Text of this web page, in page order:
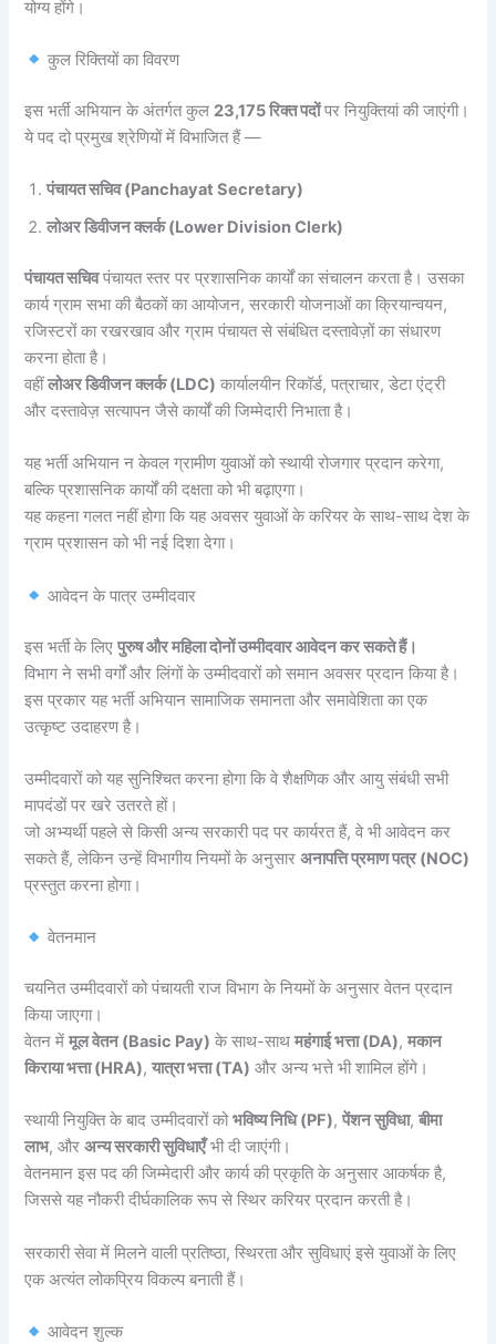
योग्य होंगे।
कुल रिक्तियों का विवरण
इस भर्ती अभियान के अंतर्गत कुल 23,175 रिक्त पदोंपर नियुक्तियां की जाएंगी।
ये पद दो प्रमुख श्रेणियों में विभाजित हैं —
पंचायत सचिव (Panchayat Secretary)
लोअर डिवीजन क्लर्क (Lower Division Clerk)
पंचायत सचिवपंचायत स्तर पर प्रशासनिक कार्यों का संचालन करता है। उसका
कार्य ग्राम सभा की बैठकों का आयोजन, सरकारी योजनाओं का क्रियान्वयन,
रजिस्टरों का रखरखाव और ग्राम पंचायत से संबंधित दस्तावेज़ों का संधारण
करना होता है।
वहींलोअर डिवीजन क्लर्क (LDC) कार्यालयीन रिकॉर्ड, पत्राचार, डेटा एंट्री
और दस्तावेज़ सत्यापन जैसे कार्यों की जिम्मेदारी निभाता है।
यह भर्ती अभियान न केवल ग्रामीण युवाओं को स्थायी रोजगार प्रदान करेगा,
बल्कि प्रशासनिक कार्यों की दक्षता को भी बढ़ाएगा।
यह कहना गलत नहीं होगा कि यह अवसर युवाओं के करियर के साथ-साथ देश के
ग्राम प्रशासन को भी नई दिशा देगा।
आवेदन के पात्र उम्मीदवार
इस भर्ती के लिएपुरुष और महिला दोनों उम्मीदवार आवेदन कर सकते हैं।
विभाग ने सभी वर्गों और लिंगों के उम्मीदवारों को समान अवसर प्रदान किया है।
इस प्रकार यह भर्ती अभियान सामाजिक समानता और समावेशिता का एक
उत्कृष्ट उदाहरण है।
उम्मीदवारों को यह सुनिश्चित करना होगा कि वे शैक्षणिक और आयु संबंधी सभी
मापदंडों पर खरे उतरते हों।
जो अभ्यर्थी पहले से किसी अन्य सरकारी पद पर कार्यरत हैं, वे भी आवेदन कर
सकते हैं, लेकिन उन्हें विभागीय नियमों के अनुसारअनापत्ति प्रमाण पत्र (NOC)
प्रस्तुत करना होगा।
वेतनमान
चयनित उम्मीदवारों को पंचायती राज विभाग के नियमों के अनुसार वेतन प्रदान
किया जाएगा।
वेतन मेंमूल वेतन (Basic Pay) के साथ-साथमहंगाई भत्ता (DA),मकान
किराया भत्ता (HRA),यात्रा भत्ता (TA) और अन्य भत्ते भी शामिल होंगे।
स्थायी नियुक्ति के बाद उम्मीदवारों कोभविष्य निधि (PF),पेंशन सुविधा,बीमा
लाभ, औरअन्य सरकारी सुविधाएँभी दी जाएंगी।
वेतनमान इस पद की जिम्मेदारी और कार्य की प्रकृति के अनुसार आकर्षक है,
जिससे यह नौकरी दीर्घकालिक रूप से स्थिर करियर प्रदान करती है।
सरकारी सेवा में मिलने वाली प्रतिष्ठा, स्थिरता और सुविधाएं इसे युवाओं के लिए
एक अत्यंत लोकप्रिय विकल्प बनाती हैं।
आवेदन शुल्क